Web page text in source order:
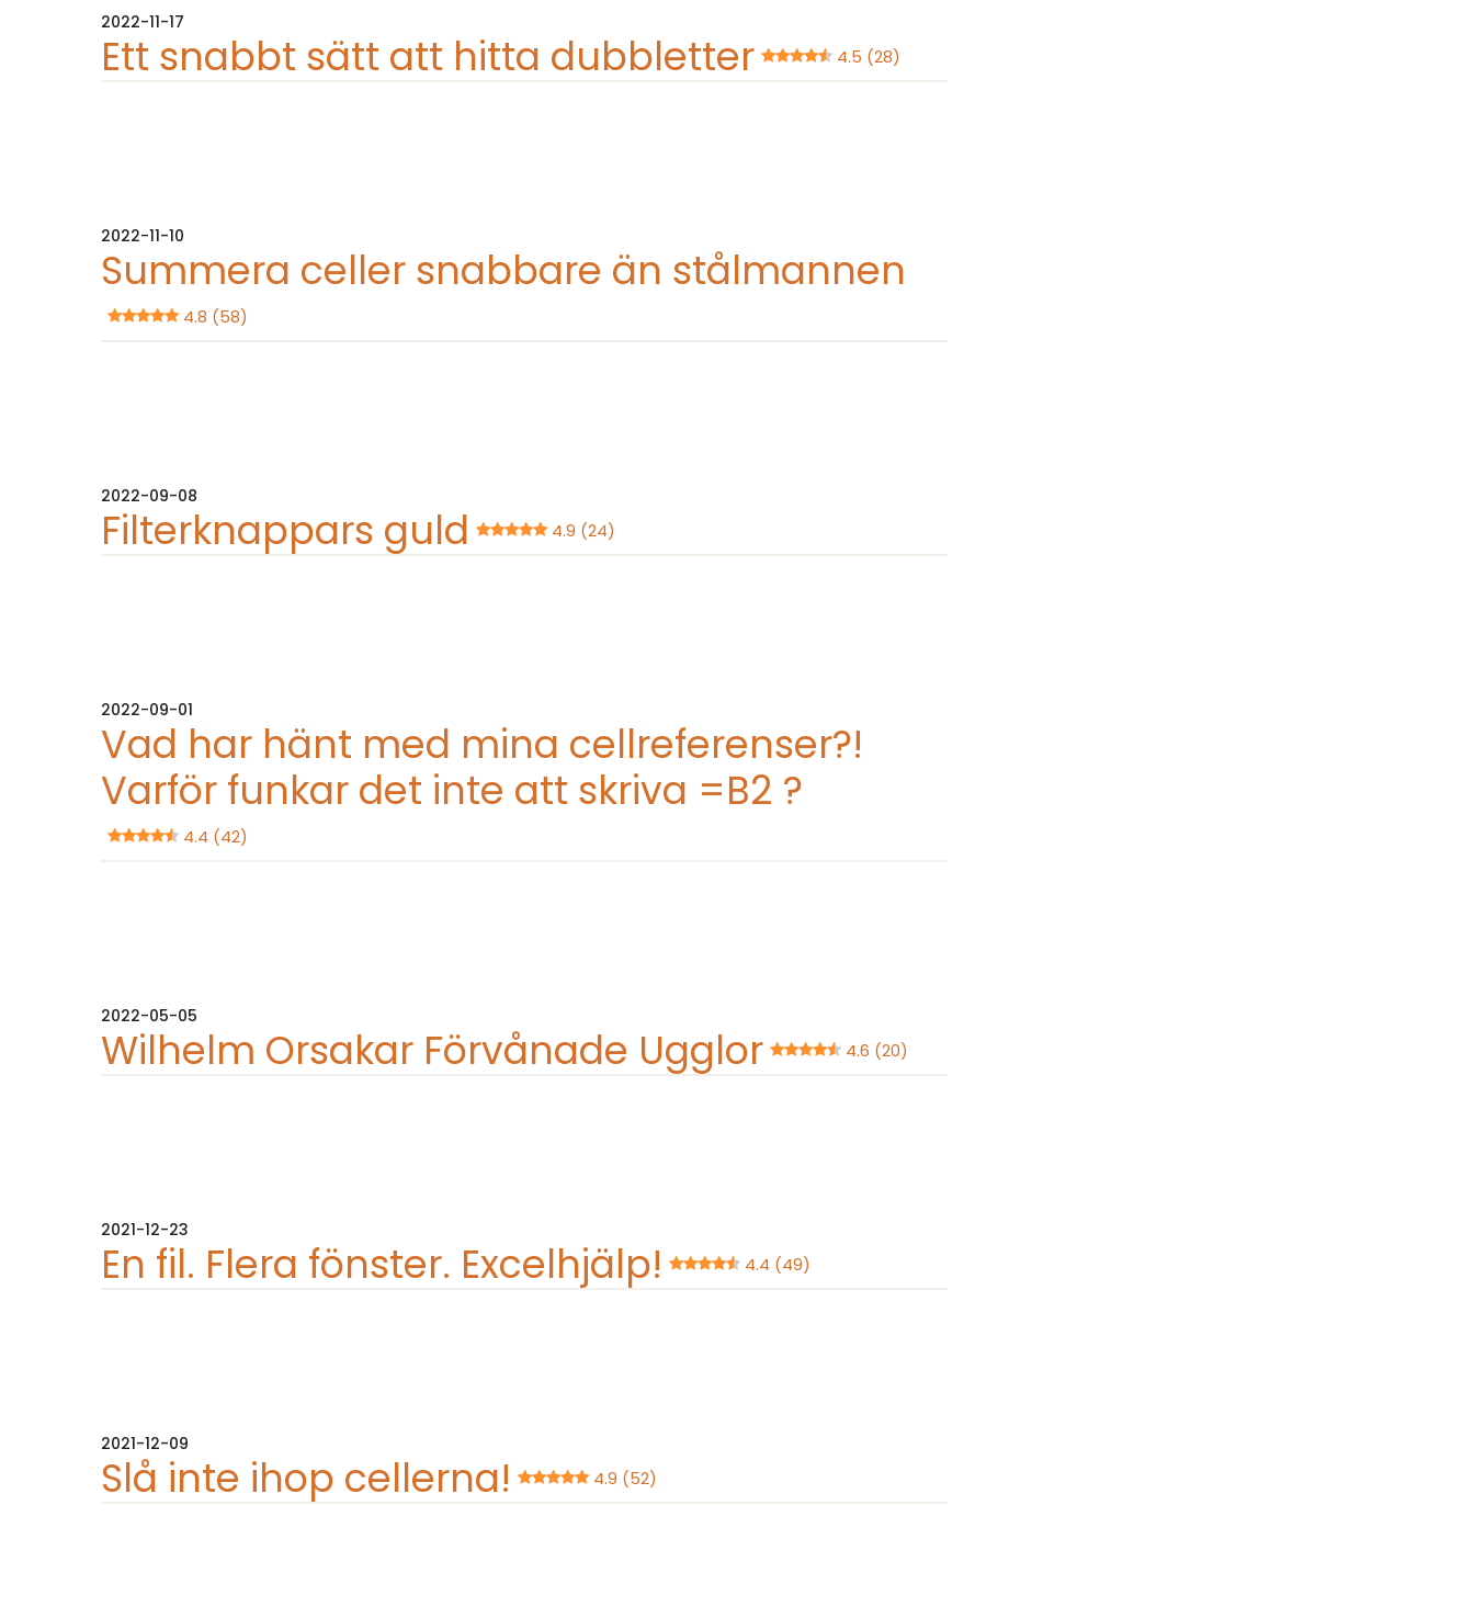
2022-11-17
Ett snabbt sätt att hitta dubbletter 4.5 (28)
2022-11-10
Summera celler snabbare än stålmannen
4.8 (58)
2022-09-08
Filterknappars guld 4.9 (24)
2022-09-01
Vad har hänt med mina cellreferenser?!
Varför funkar det inte att skriva =B2 ?
4.4 (42)
2022-05-05
Wilhelm Orsakar Förvånade Ugglor 4.6 (20)
2021-12-23
En fil. Flera fönster. Excelhjälp! 4.4 (49)
2021-12-09
Slå inte ihop cellerna! 4.9 (52)